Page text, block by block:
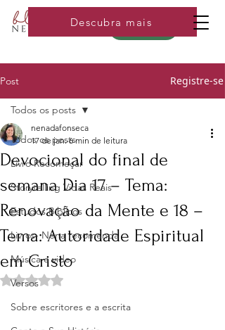
Loja
Descubra mais
Post Registre-se
Todos os posts
Livro Recomeçar
Storytelling Vidas Reais
Estudos Bíblicos
Livros- Nena recomenda
Música e video
Versos
Sobre escritores e a escrita
Todos os posts
Devocional do final de
semana Dia 17 – Tema:
Renovação da Mente e 18 –
Tema: Autoridade Espiritual
em Cristo
nenadafonseca
17 de jan. 6 min de leitura
Avaliado com NaN de 5 estrelas.